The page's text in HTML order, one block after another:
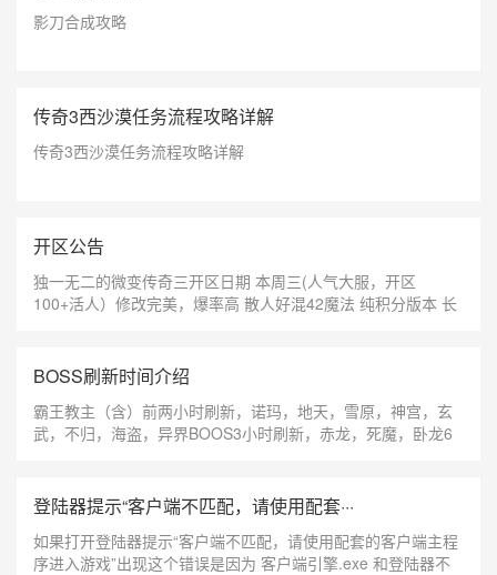
影刀合成攻略
传奇3西沙漠任务流程攻略详解
传奇3西沙漠任务流程攻略详解
开区公告
独一无二的微变传奇三开区日期 本周三(人气大服，开区
100+活人）修改完美，爆率高 散人好混42魔法 纯积分版本 长
BOSS刷新时间介绍
霸王教主（含）前两小时刷新，诺玛，地天，雪原，神宫，玄
武，不归，海盗，异界BOOS3小时刷新，赤龙，死魔，卧龙6
登陆器提示“客户端不匹配，请使用配套···
如果打开登陆器提示“客户端不匹配，请使用配套的客户端主程
序进入游戏”出现这个错误是因为 客户端引擎.exe 和登陆器不